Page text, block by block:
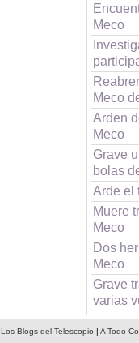
Meco
Meco
Arden
Meco
Grave
bolas
Arde el
Muere
Meco
Dos
Meco
Grave
varias
Los Blogs del Telescopio | A Todo